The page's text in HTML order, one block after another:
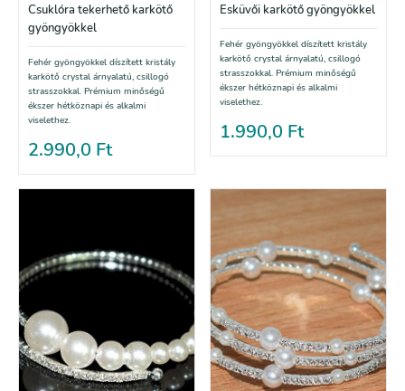
Csuklóra tekerhető karkötő
gyöngyökkel
Fehér gyöngyökkel díszített kristály
karkötő crystal árnyalatú, csillogó
strasszokkal. Prémium minőségű
ékszer hétköznapi és alkalmi
viselethez.
2.990,0 Ft
Esküvői karkötő gyöngyökkel
Fehér gyöngyökkel díszített kristály
karkötő crystal árnyalatú, csillogó
strasszokkal. Prémium minőségű
ékszer hétköznapi és alkalmi
viselethez.
1.990,0 Ft